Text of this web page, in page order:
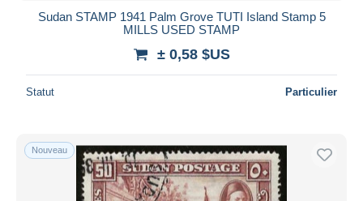
Sudan STAMP 1941 Palm Grove TUTI Island Stamp 5
MILLS USED STAMP
± 0,58 $US
Statut Particulier
Nouveau